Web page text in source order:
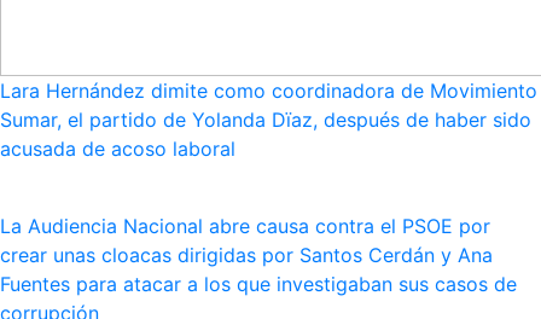
Lara Hernández dimite como coordinadora de Movimiento
Sumar, el partido de Yolanda Dïaz, después de haber sido
acusada de acoso laboral
La Audiencia Nacional abre causa contra el PSOE por
crear unas cloacas dirigidas por Santos Cerdán y Ana
Fuentes para atacar a los que investigaban sus casos de
corrupción